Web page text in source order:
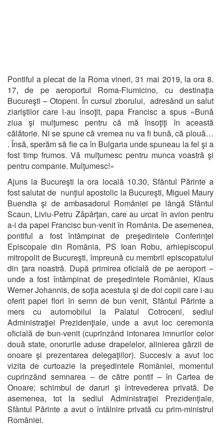
Pontiful a plecat de la Roma vineri, 31 mai 2019, la ora 8.
17, de pe aeroportul Roma-Fiumicino, cu destinaţia
Bucureşti – Otopeni. În cursul zborului, adresând un salut
ziariştilor care l-au însoţit, papa Francisc a spus «Bună
ziua şi mulţumesc pentru că mă însoţiţi în această
călătorie. Ni se spune că vremea nu va fi bună, că plouă…
. Însă, sperăm să fie ca în Bulgaria unde spuneau la fel şi a
fost timp frumos. Vă mulţumesc pentru munca voastră şi
pentru companie. Mulţumesc!»
Ajuns la Bucureşti la ora locală 10.30, Sfântul Părinte a
fost salutat de nunţiul apostolic la Bucureşti, Miguel Maury
Buendia şi de ambasadorul României pe lângă Sfântul
Scaun, Liviu-Petru Zăpârţan, care au urcat în avion pentru
a-i da papei Francisc bun-venit în România. De asemenea,
pontiful a fost întâmpinat de preşedintele Conferinţei
Episcopale din România, PS Ioan Robu, arhiepiscopul
mitropolit de Bucureşti, împreună cu membrii episcopatului
din ţara noastră. După primirea oficială de pe aeroport –
unde a fost întâmpinat de preşedintele României, Klaus
Werner Johannis, de soţia acestuia şi de doi copii care i-au
oferit papei flori în semn de bun venit, Sfântul Părinte a
mers cu automobilul la Palatul Cotroceni, sediul
Administraţiei Prezidenţiale, unde a avut loc ceremonia
oficială de bun-venit (cuprinzând intonarea imnurilor celor
două state, onorurile aduse drapelelor, alinierea gărzii de
onoare şi prezentarea delegaţiilor). Succesiv a avut loc
vizita de curtoazie la preşedintele României, momentul
cuprinzând semnarea – de către pontif – în Cartea de
Onoare; schimbul de daruri şi întrevederea privată. De
asemenea, tot la sediul Administraţiei Prezidenţiale,
Sfântul Părinte a avut o întâlnire privată cu prim-ministrul
României.